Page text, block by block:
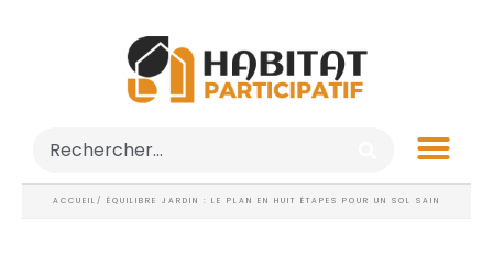
ACCUEIL / ÉQUILIBRE JARDIN : LE PLAN EN HUIT ÉTAPES POUR UN SOL SAIN